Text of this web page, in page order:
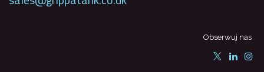
Obserwuj nas